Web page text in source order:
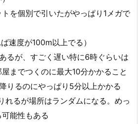
トを個別で引いたがやっぱり1メガで
速度が100m以上でる）
るが、すごく遅い特に6時ぐらいは
までつくのに最大10分かかること
りるのにやっぱり5分以上かかる
れるが場所はランダムになる。めっ
能性もある